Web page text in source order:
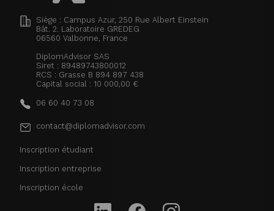
Siège : Campus Azur, 250 Rue Albert Einstein
Bât. 2. Laboratoire GREDEG
06560 Valbonne, France
DiplomAdvisor SAS
Siret : 89489743800012
RCS : Grasse B 894 897 438
Capital social : 10 000,00 €
06 60 40 73 08
contact@diplomadvisor.com
Inscription étudiant
Inscription entreprise
Inscription école